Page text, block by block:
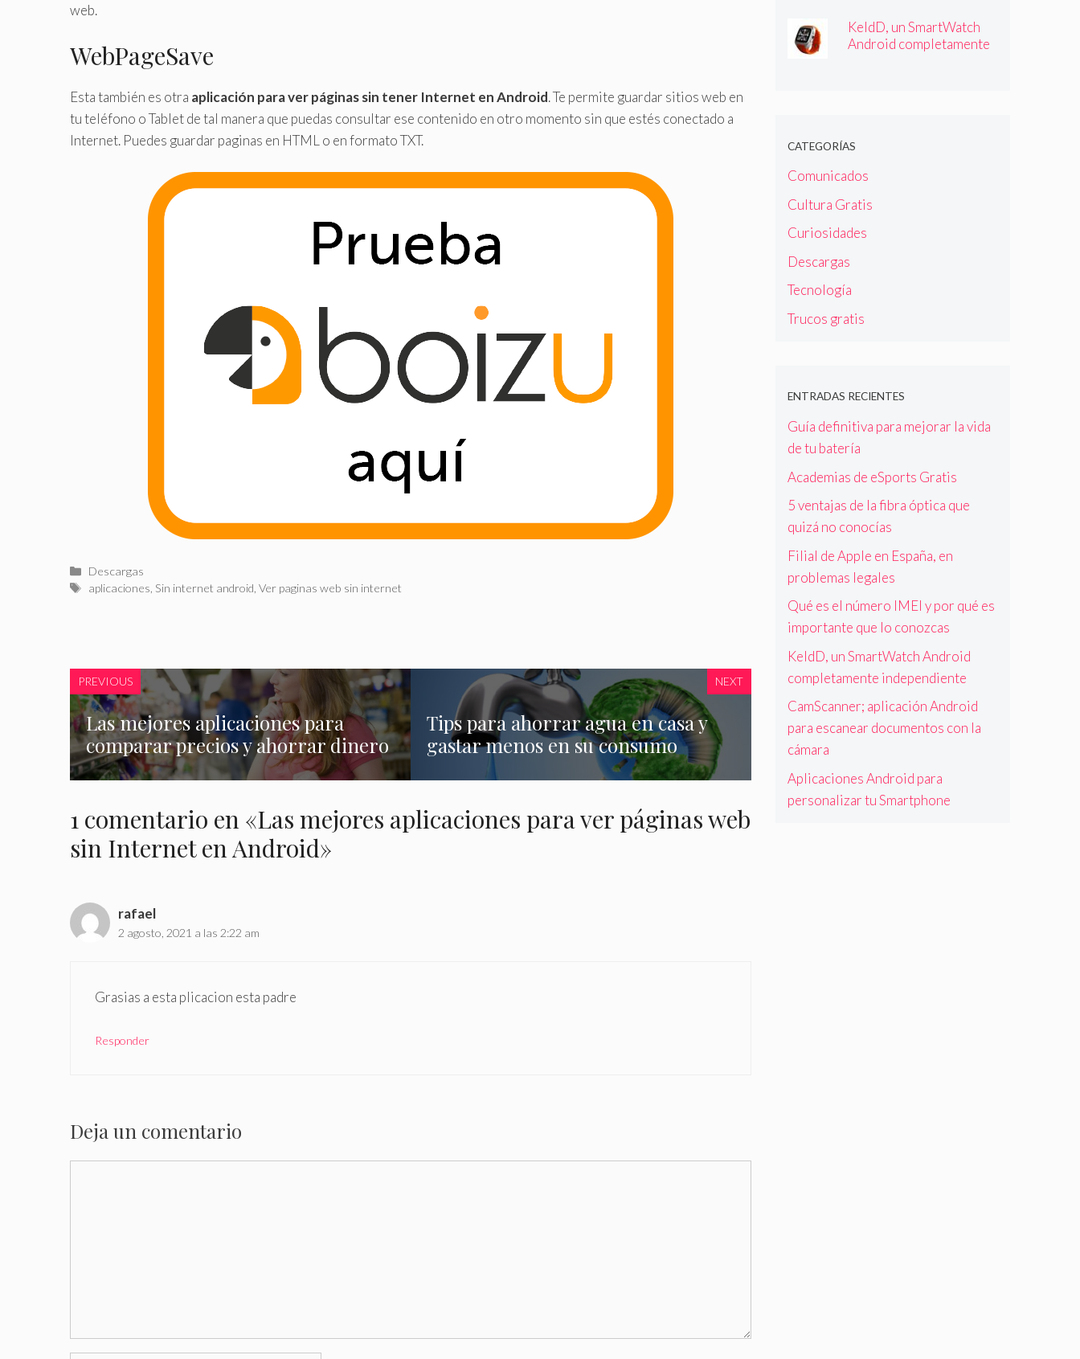
web.
WebPageSave
Esta también es otra aplicación para ver páginas sin tener Internet en Android. Te permite guardar sitios web en
tu teléfono o Tablet de tal manera que puedas consultar ese contenido en otro momento sin que estés conectado a
Internet. Puedes guardar paginas en HTML o en formato TXT.
Categorías
Descargas
Etiquetas
aplicaciones Sin internet android ,Ver paginas web sin internet
PREVIOUS
Las mejores aplicaciones para
comparar precios y ahorrar dinero
NEXT
Tips para ahorrar agua en casa y
gastar menos en su consumo
1 comentario en «Las mejores aplicaciones para ver páginas web
sin Internet en Android»
rafael
2 agosto, 2021 a las 2:22 am
Grasias a esta plicacion esta padre
Responder
Deja un comentario
KeldD, un SmartWatch
Android completamente
CATEGORÍAS
Comunicados
Cultura Gratis
Curiosidades
Descargas
Tecnología
Trucos gratis
ENTRADAS RECIENTES
Guía definitiva para mejorar la vida
de tu batería
Academias de eSports Gratis
5 ventajas de la fibra óptica que
quizá no conocías
Filial de Apple en España, en
problemas legales
Qué es el número IMEI y por qué es
importante que lo conozcas
KeldD, un SmartWatch Android
completamente independiente
CamScanner; aplicación Android
para escanear documentos con la
cámara
Aplicaciones Android para
personalizar tu Smartphone